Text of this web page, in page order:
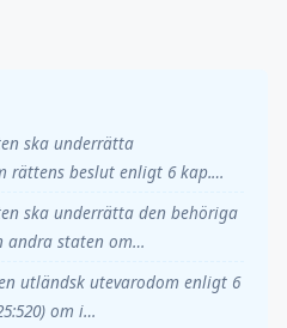
ska underrätta
rättens beslut enligt 6 kap.…
ska underrätta den behöriga
andra staten om…
utländsk utevarodom enligt 6
om i…